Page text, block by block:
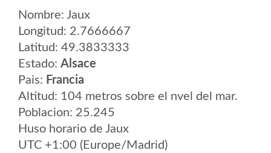
Nombre: Jaux
Longitud: 2.7666667
Latitud: 49.3833333
Estado: Alsace
Pais: Francia
Altitud: 104 metros sobre el nvel del mar.
Poblacion: 25.245
Huso horario de Jaux
UTC +1:00 (Europe/Madrid)